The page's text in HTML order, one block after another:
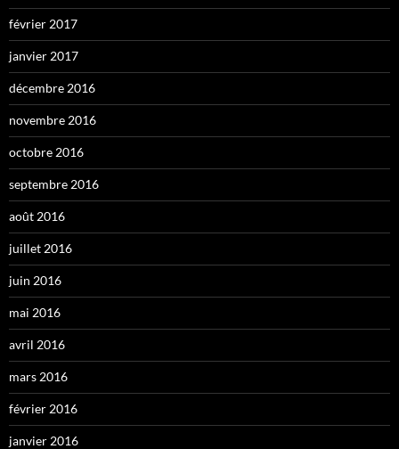
février 2017
janvier 2017
décembre 2016
novembre 2016
octobre 2016
septembre 2016
août 2016
juillet 2016
juin 2016
mai 2016
avril 2016
mars 2016
février 2016
janvier 2016